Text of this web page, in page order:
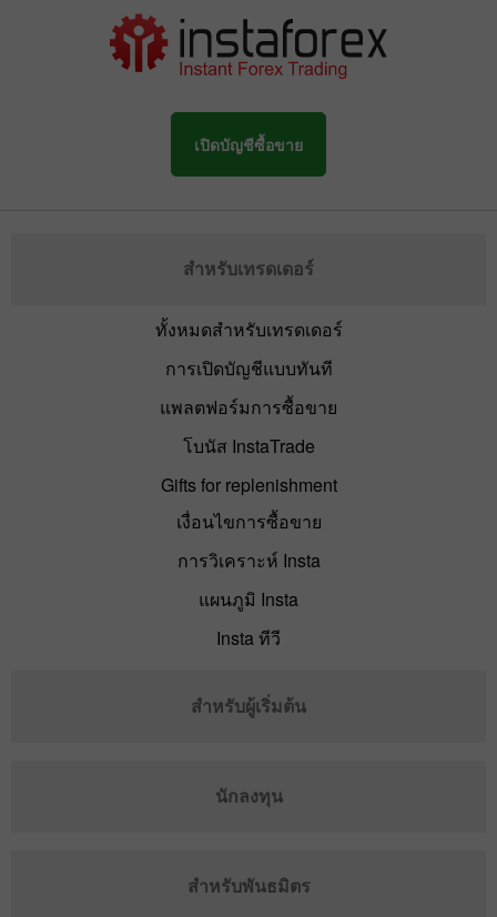
เปิดบัญชีซื้อขาย
สำหรับเทรดเดอร์
ทั้งหมดสำหรับเทรดเดอร์
การเปิดบัญชีแบบทันที
แพลตฟอร์มการซื้อขาย
โบนัส InstaTrade
Gifts for replenishment
เงื่อนไขการซื้อขาย
การวิเคราะห์ Insta
แผนภูมิ Insta
Insta ทีวี
สำหรับผู้เริ่มต้น
นักลงทุน
สำหรับพันธมิตร